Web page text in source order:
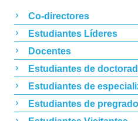
Co-directores
Estudiantes Líderes
Docentes
Estudiantes de
Estudiantes de
Estudiantes de pregrado